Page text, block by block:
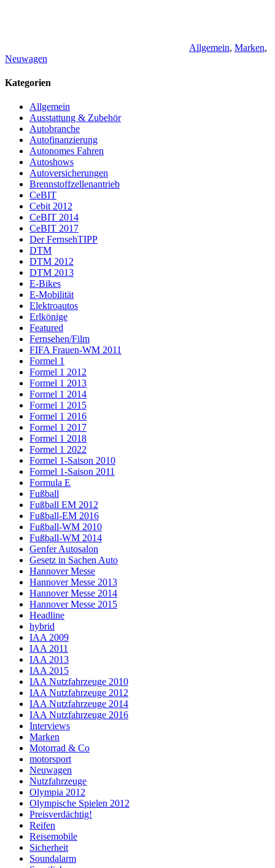
Allgemein, Marken,
Neuwagen
Kategorien
Allgemein
Ausstattung & Zubehör
Autobranche
Autofinanzierung
Autonomes Fahren
Autoshows
Autoversicherungen
Brennstoffzellenantrieb
CeBIT
Cebit 2012
CeBIT 2014
CeBIT 2017
Der FernsehTIPP
DTM
DTM 2012
DTM 2013
E-Bikes
E-Mobilität
Elektroautos
Erlkönige
Featured
Fernsehen/Film
FIFA Frauen-WM 2011
Formel 1
Formel 1 2012
Formel 1 2013
Formel 1 2014
Formel 1 2015
Formel 1 2016
Formel 1 2017
Formel 1 2018
Formel 1 2022
Formel 1-Saison 2010
Formel 1-Saison 2011
Formula E
Fußball
Fußball EM 2012
Fußball-EM 2016
Fußball-WM 2010
Fußball-WM 2014
Genfer Autosalon
Gesetz in Sachen Auto
Hannover Messe
Hannover Messe 2013
Hannover Messe 2014
Hannover Messe 2015
Headline
hybrid
IAA 2009
IAA 2011
IAA 2013
IAA 2015
IAA Nutzfahrzeuge 2010
IAA Nutzfahrzeuge 2012
IAA Nutzfahrzeuge 2014
IAA Nutzfahrzeuge 2016
Interviews
Marken
Motorrad & Co
motorsport
Neuwagen
Nutzfahrzeuge
Olympia 2012
Olympische Spielen 2012
Preisverdächtig!
Reifen
Reisemobile
Sicherheit
Soundalarm